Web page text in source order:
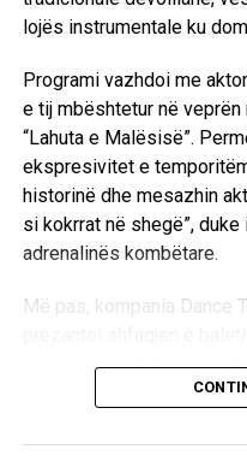
lojës instrumentale ku
Programi vazhdoi me
e tij mbështetur në
“Lahuta e Malësisë”.
ekspresivitet e
historinë dhe mesazhin
si kokrrat në shegë”,
adrenalinës kombëtare.
Më pas, kompania Dance
precizuara të balerinave
përcollën përmes gjuhës
përmbyll te “Qilimi